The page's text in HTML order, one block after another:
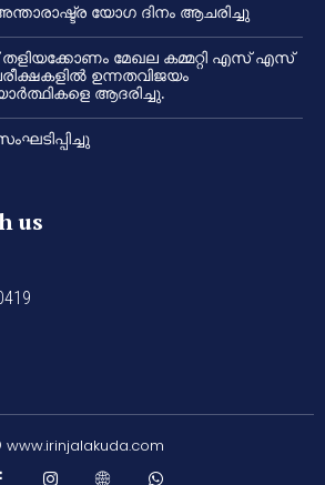
യോഗ ദിനം ആചരിച്ചു
മേഖല കമ്മറ്റി എസ് എസ്
ഉന്നതവിജയം
ആദരിച്ചു.
us
www.irinjalakuda.com